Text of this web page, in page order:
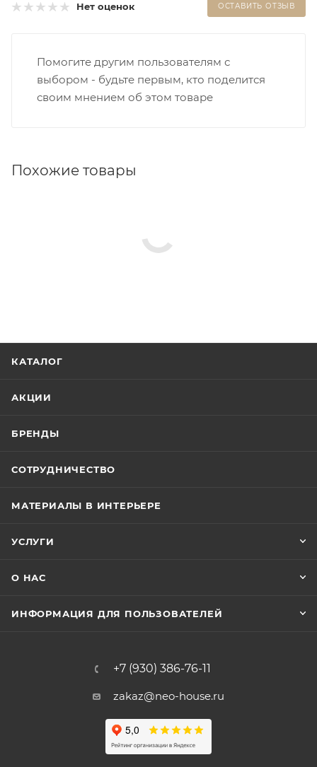
Нет оценок ОСТАВИТЬ ОТЗЫВ
Помогите другим пользователям с
выбором - будьте первым, кто поделится
своим мнением об этом товаре
Похожие товары
КАТАЛОГ
АКЦИИ
БРЕНДЫ
СОТРУДНИЧЕСТВО
МАТЕРИАЛЫ В ИНТЕРЬЕРЕ
УСЛУГИ
О НАС
ИНФОРМАЦИЯ ДЛЯ ПОЛЬЗОВАТЕЛЕЙ
+7 (930) 386-76-11
zakaz@neo-house.ru